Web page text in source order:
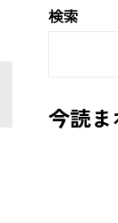
検索
今読